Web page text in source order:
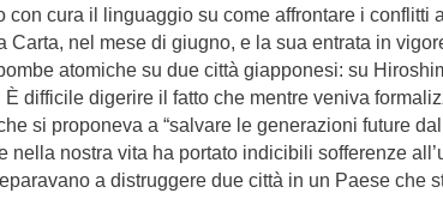
con cura il linguaggio su come affrontare i conflitti
Carta, nel mese di giugno, e la sua entrata in
atomiche su due città giapponesi: su
difficile digerire il fatto che mentre veniva
si proponeva a “salvare le generazioni future
nella nostra vita ha portato indicibili sofferenze
a distruggere due città in un Paese che